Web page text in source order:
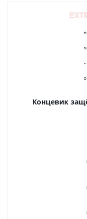
Концевик